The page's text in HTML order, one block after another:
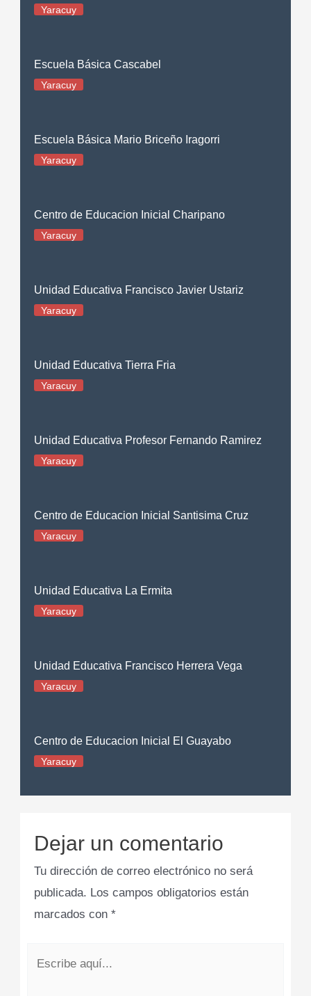
Yaracuy
Escuela Básica Cascabel
Yaracuy
Escuela Básica Mario Briceño Iragorri
Yaracuy
Centro de Educacion Inicial Charipano
Yaracuy
Unidad Educativa Francisco Javier Ustariz
Yaracuy
Unidad Educativa Tierra Fria
Yaracuy
Unidad Educativa Profesor Fernando Ramirez
Yaracuy
Centro de Educacion Inicial Santisima Cruz
Yaracuy
Unidad Educativa La Ermita
Yaracuy
Unidad Educativa Francisco Herrera Vega
Yaracuy
Centro de Educacion Inicial El Guayabo
Yaracuy
Dejar un comentario
Tu dirección de correo electrónico no será
publicada. Los campos obligatorios están
marcados con*